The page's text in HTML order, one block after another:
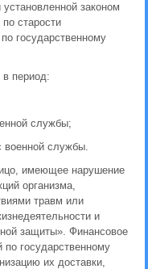
законом
старости
государственному
период:
службы;
военной службы.
имеющее нарушение
организма,
травм или
и
защиты». Финансовое
по государственному
их доставки,